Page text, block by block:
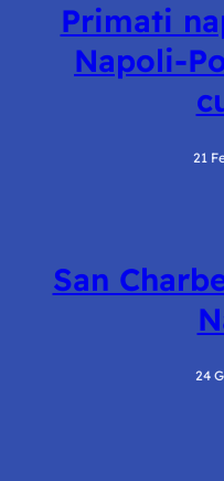
Primati
Napoli-
21
San
24